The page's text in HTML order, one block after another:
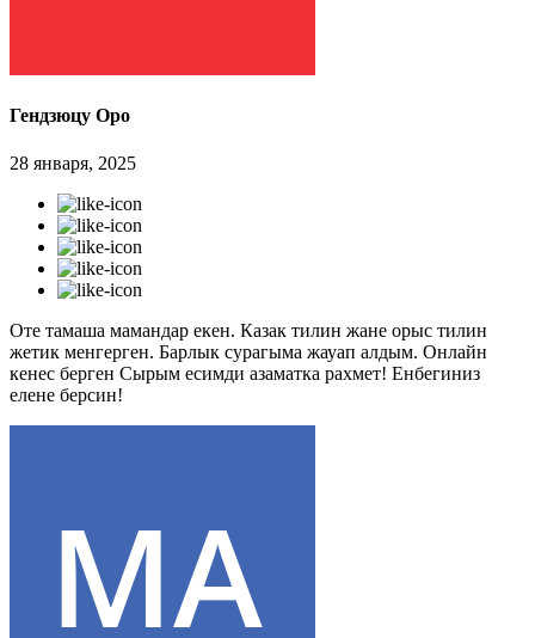
Гендзюцу Оро
28 января, 2025
Оте тамаша мамандар екен. Казак тилин жане орыс тилин
жетик менгерген. Барлык сурагыма жауап алдым. Онлайн
кенес берген Сырым есимди азаматка рахмет! Енбегиниз
елене берсин!